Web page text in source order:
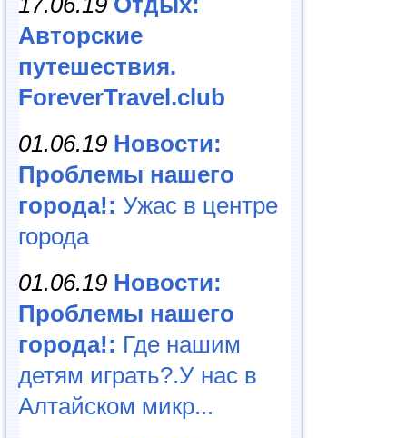
Авторские
путешествия.
ForeverTravel.club
01.06.19 Новости:
Проблемы нашего
города!: Ужас в центре
города
01.06.19 Новости:
Проблемы нашего
города!: Где нашим
детям играть?.У нас в
Алтайском микр...